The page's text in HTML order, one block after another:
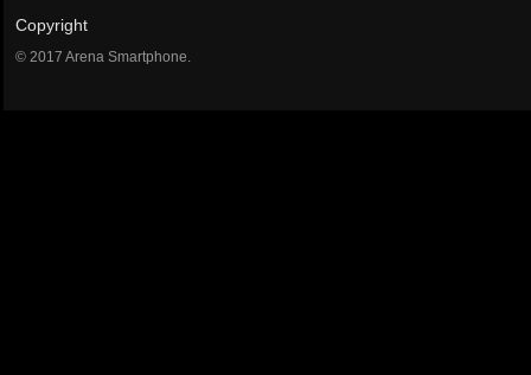
Copyright
© 2017 Arena Smartphone.